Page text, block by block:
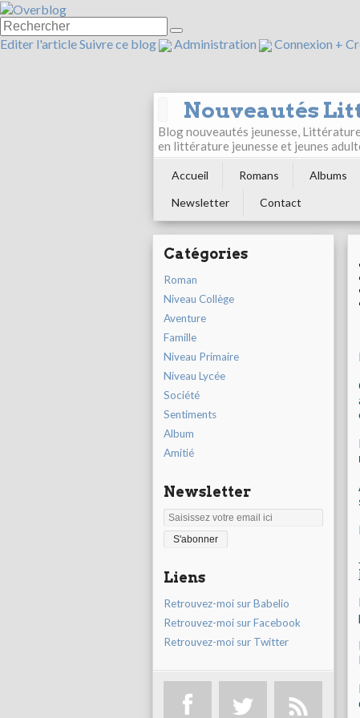
Editer l'articleSuivre ce blog Administration Connexion +
Nouveautés
Blog nouveautés jeunesse,
en littérature jeunesse et jeunes
Accueil Romans Albums
Newsletter
Contact
Catégories
Roman
Niveau Collège
Aventure
Famille
Niveau Primaire
Niveau Lycée
Société
Sentiments
Album
Amitié
Newsletter
Liens
Retrouvez-moi sur Babelio
Retrouvez-moi sur Facebook
Retrouvez-moi sur Twitter